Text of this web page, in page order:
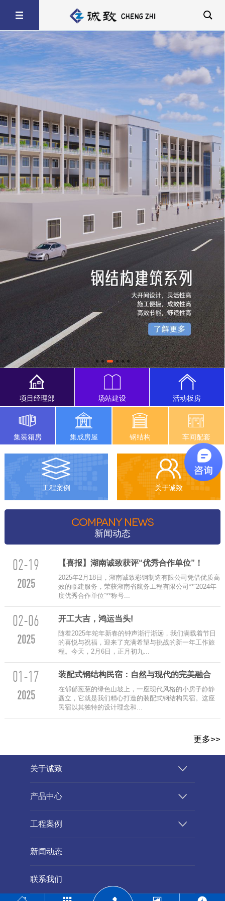
项目经理部 场站建设 活动板房
集装箱房 集成房屋 钢结构 车间配套
工程案例 关于诚致
COMPANY NEWS
新闻动态
02-19
2025
【喜报】湖南诚致获评“优秀合作单位”！
2025年2月18日，湖南诚致彩钢制造有限公司凭借优质高
效的临建服务，荣获湖南省航务工程有限公司**“2024年
度优秀合作单位”**称号...
02-06
2025
‌开工大吉，鸿运当头!
随着2025年蛇年新春的钟声渐行渐远，我们满载着节日
的喜悦与祝福，迎来了充满希望与挑战的新一年工作旅
程。今天，2月6日，正月初九...
01-17
2025
装配式钢结构民宿：自然与现代的完美融合
在郁郁葱葱的绿色山坡上，一座现代风格的小房子静静
矗立，它就是我们精心打造的装配式钢结构民宿。这座
民宿以其独特的设计理念和...
更多>>
关于诚致
产品中心
工程案例
新闻动态
联系我们